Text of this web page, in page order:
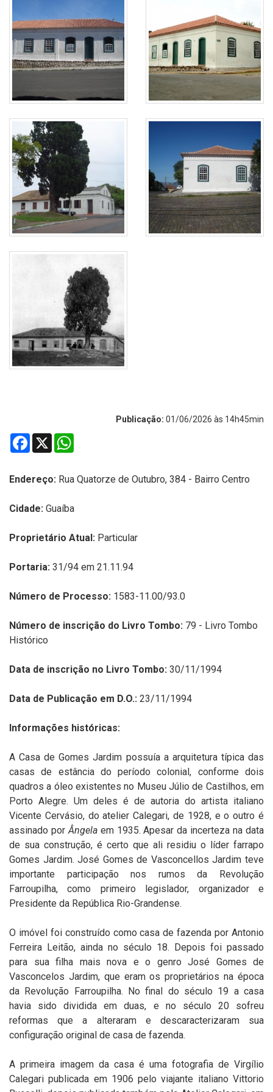
Publicação: 01/06/2026 às 14h45min
Facebook
X
Endereço: Rua Quatorze de Outubro, 384 - Bairro Centro
Cidade: Guaíba
Proprietário Atual: Particular
Portaria: 31/94 em 21.11.94
Número de Processo: 1583-11.00/93.0
Número de inscrição do Livro Tombo: 79 - Livro Tombo
Histórico
Data de inscrição no Livro Tombo: 30/11/1994
Data de Publicação em D.O.: 23/11/1994
Informações históricas:
A Casa de Gomes Jardim possuía a arquitetura típica das
casas de estância do período colonial, conforme dois
quadros a óleo existentes no Museu Júlio de Castilhos, em
Porto Alegre. Um deles é de autoria do artista italiano
Vicente Cervásio, do atelier Calegari, de 1928, e o outro é
assinado porÂngela em 1935. Apesar da incerteza na data
de sua construção, é certo que ali residiu o líder farrapo
Gomes Jardim. José Gomes de Vasconcellos Jardim teve
importante participação nos rumos da Revolução
Farroupilha, como primeiro legislador, organizador e
Presidente da República Rio-Grandense.
O imóvel foi construído como casa de fazenda por Antonio
Ferreira Leitão, ainda no século 18. Depois foi passado
para sua filha mais nova e o genro José Gomes de
Vasconcelos Jardim, que eram os proprietários na época
da Revolução Farroupilha. No final do século 19 a casa
havia sido dividida em duas, e no século 20 sofreu
reformas que a alteraram e descaracterizaram sua
configuração original de casa de fazenda.
A primeira imagem da casa é uma fotografia de Virgílio
Calegari publicada em 1906 pelo viajante italiano Vittorio